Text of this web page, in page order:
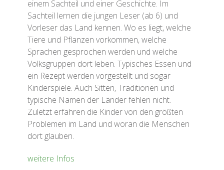
einem Sachteil und einer Geschichte. Im
Sachteil lernen die jungen Leser (ab 6) und
Vorleser das Land kennen. Wo es liegt, welche
Tiere und Pflanzen vorkommen, welche
Sprachen gesprochen werden und welche
Volksgruppen dort leben. Typisches Essen und
ein Rezept werden vorgestellt und sogar
Kinderspiele. Auch Sitten, Traditionen und
typische Namen der Länder fehlen nicht.
Zuletzt erfahren die Kinder von den größten
Problemen im Land und woran die Menschen
dort glauben.
weitere Infos